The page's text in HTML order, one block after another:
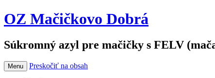
OZ Mačičkovo Dobrá
Súkromný azyl pre mačičky s FELV
Menu Preskočiť na obsah